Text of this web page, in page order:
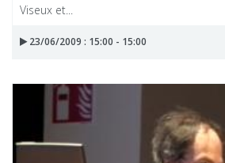
Viseux et...
23/06/2009 : 15:00 - 15:00